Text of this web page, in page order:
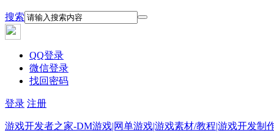
搜索
QQ登录
微信登录
找回密码
登录 注册
游戏开发者之家-DM游戏|网单游戏|游戏素材/教程|游戏开发制